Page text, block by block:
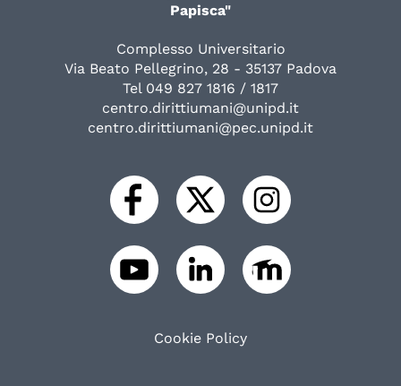
Papisca"
Complesso Universitario
Via Beato Pellegrino, 28 - 35137 Padova
Tel 049 827 1816 / 1817
centro.dirittiumani@unipd.it
centro.dirittiumani@pec.unipd.it
Cookie Policy